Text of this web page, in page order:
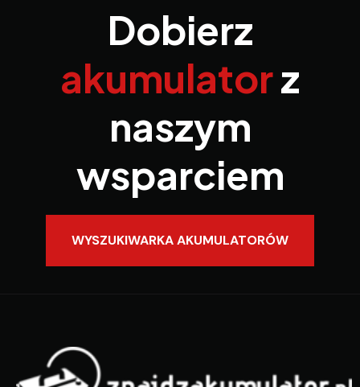
Dobierz
akumulatorz
naszym
wsparciem
WYSZUKIWARKA AKUMULATORÓW